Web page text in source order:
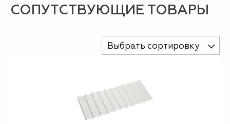
СОПУТСТВУЮЩИЕ ТОВАРЫ
Выбрать сортировку